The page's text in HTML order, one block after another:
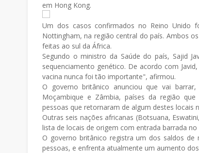
em Hong Kong.
Um dos casos confirmados no Reino Unido
Nottingham, na região central do país. Ambos
feitas ao sul da África.
Segundo o ministro da Saúde do país, Sajid
sequenciamento genético. De acordo com
vacina nunca foi tão importante", afirmou.
O governo britânico anunciou que vai
Moçambique e Zâmbia, países da região
pessoas que retornaram de algum destes locais
Outras seis nações africanas (Botsuana,
lista de locais de origem com entrada barrada no
O governo britânico registra um dos saldos
pessoas, e enfrenta atualmente um aumento